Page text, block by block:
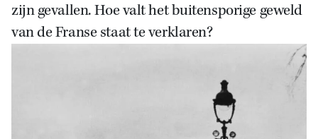
Zoek
zijn gevallen. Hoe valt het buitensporige geweld
van de Franse staat te verklaren?